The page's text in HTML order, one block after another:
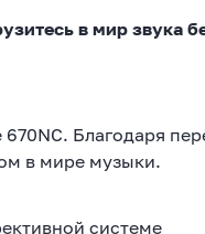
в мир звука
Благодаря
в мире музыки.
системе